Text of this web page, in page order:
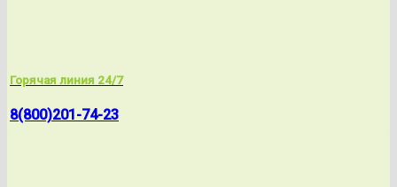
Горячая линия 24/7
8(800)201-74-23